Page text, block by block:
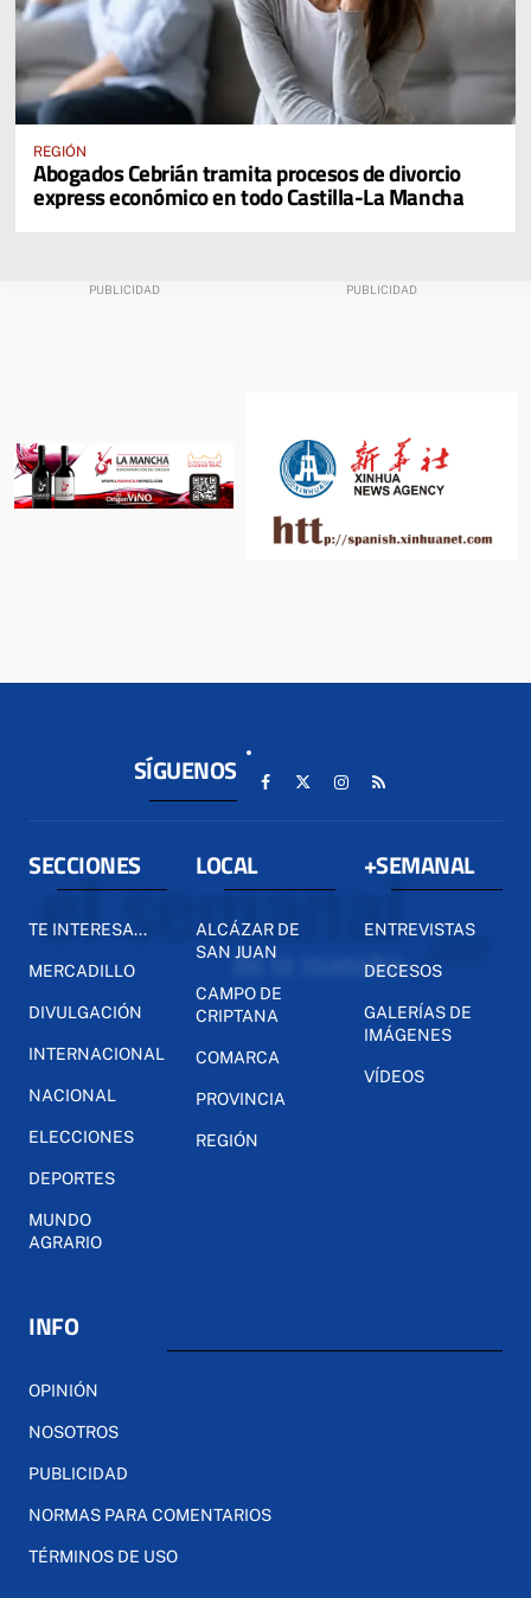
REGIÓN
Abogados Cebrián tramita procesos de divorcio
express económico en todo Castilla-La Mancha
SÍGUENOS
SECCIONES
TE INTERESA...
MERCADILLO
DIVULGACIÓN
INTERNACIONAL
NACIONAL
ELECCIONES
DEPORTES
MUNDO
AGRARIO
LOCAL
ALCÁZAR DE
SAN JUAN
CAMPO DE
CRIPTANA
COMARCA
PROVINCIA
REGIÓN
+SEMANAL
ENTREVISTAS
DECESOS
GALERÍAS DE
IMÁGENES
VÍDEOS
INFO
OPINIÓN
NOSOTROS
PUBLICIDAD
NORMAS PARA COMENTARIOS
TÉRMINOS DE USO